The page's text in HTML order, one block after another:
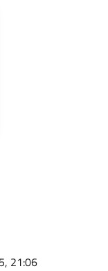
21:06